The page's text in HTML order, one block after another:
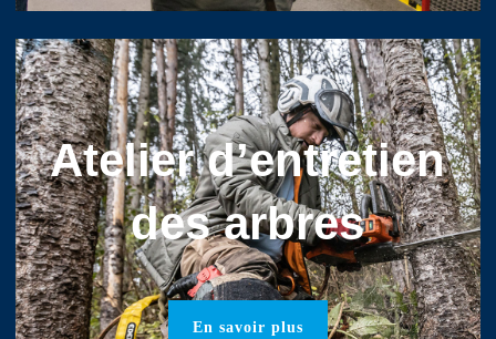
Atelier d’entretien
des arbres
En savoir plus